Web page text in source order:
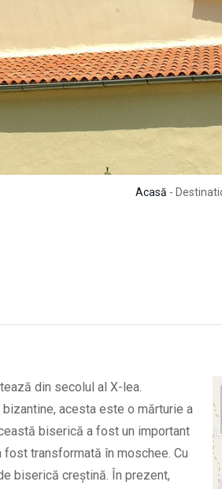
Acasă -
din secolul al X-lea.
acesta este o mărturie a
biserică a fost un important
transformată în moschee. Cu
biserică creștină. În prezent,